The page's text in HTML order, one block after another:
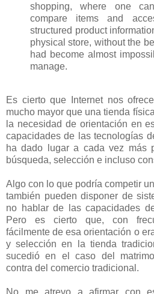
shopping, where one
compare items and
structured product
physical store, without the
had become almost
manage.
Es cierto que Internet nos
mucho mayor que una tienda
la necesidad de orientación en
capacidades de las tecnologías
ha dado lugar a cada vez más
búsqueda, selección e incluso
Algo con lo que podría competir
también pueden disponer de
no hablar de las capacidades
Pero es cierto que, con
fácilmente de esa orientación o
y selección en la tienda
sucedió en el caso del
contra del comercio tradicional.
No me atrevo a afirmar con